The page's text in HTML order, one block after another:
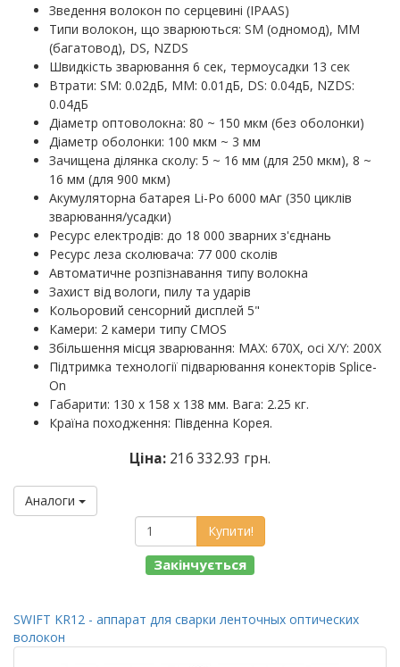
Зведення волокон по серцевині (IPAAS)
Типи волокон, що зварюються: SM (одномод), MM
(багатовод), DS, NZDS
Швидкість зварювання 6 сек, термоусадки 13 сек
Втрати: SM: 0.02дБ, MM: 0.01дБ, DS: 0.04дБ, NZDS:
0.04дБ
Діаметр оптоволокна: 80 ~ 150 мкм (без оболонки)
Діаметр оболонки: 100 мкм ~ 3 мм
Зачищена ділянка сколу: 5 ~ 16 мм (для 250 мкм), 8 ~
16 мм (для 900 мкм)
Акумуляторна батарея Li-Po 6000 мАг (350 циклів
зварювання/усадки)
Ресурс електродів: до 18 000 зварних з'єднань
Ресурс леза сколювача: 77 000 сколів
Автоматичне розпізнавання типу волокна
Захист від вологи, пилу та ударів
Кольоровий сенсорний дисплей 5"
Камери: 2 камери типу CMOS
Збільшення місця зварювання: MAX: 670X, осі X/Y: 200X
Підтримка технології підварювання конекторів Splice-
On
Габарити: 130 х 158 х 138 мм. Вага: 2.25 кг.
Країна походження: Південна Корея.
Ціна: 216 332.93 грн.
Аналоги
Купити!
Закінчується
SWIFT KR12 - аппарат для сварки ленточных оптических
волокон